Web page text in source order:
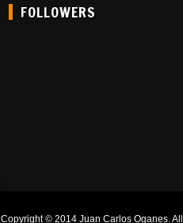
FOLLOWERS
Copyright © 2014 Juan Carlos Oganes.